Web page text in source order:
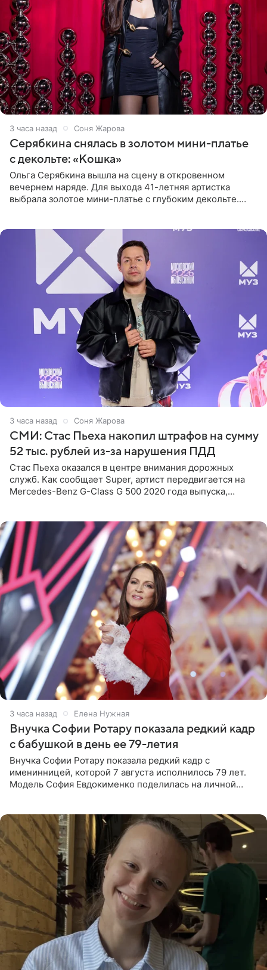
3 часа назад Соня Жарова
Серябкина снялась в золотом мини-платье
с декольте: «Кошка»
Ольга Серябкина вышла на сцену в откровенном
вечернем наряде. Для выхода 41-летняя артистка
выбрала золотое мини-платье с глубоким декольте.
3 часа назад Соня Жарова
СМИ: Стас Пьеха накопил штрафов на сумму
52 тыс. рублей из-за нарушения ПДД
Стас Пьеха оказался в центре внимания дорожных
служб. Как сообщает Super, артист передвигается на
Mercedes-Benz G-Class G 500 2020 года выпуска,
3 часа назад Елена Нужная
Внучка Софии Ротару показала редкий кадр
с бабушкой в день ее 79-летия
Внучка Софии Ротару показала редкий кадр с
именинницей, которой 7 августа исполнилось 79 лет.
Модель София Евдокименко поделилась на личной